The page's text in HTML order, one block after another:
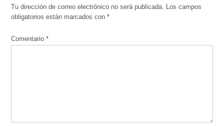
Tu dirección de correo electrónico no será publicada. Los campos
obligatorios están marcados con*
Comentario*